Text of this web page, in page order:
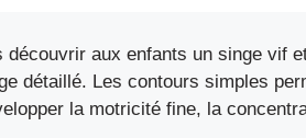
aux enfants un singe vif
détaillé. Les contours simples
la motricité fine, la